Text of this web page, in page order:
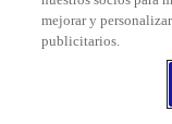
SEGUROS DE
INFORMACIÓN DE
mejorar y
publicitarios.